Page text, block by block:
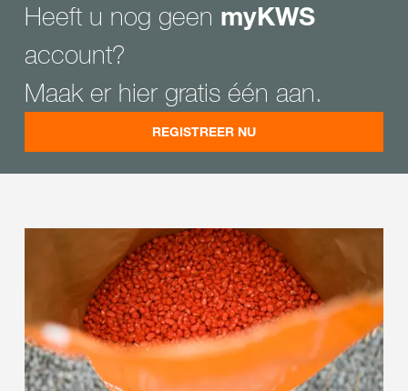
Heeft u nog geen myKWS
account?
Maak er hier gratis één aan.
REGISTREER NU